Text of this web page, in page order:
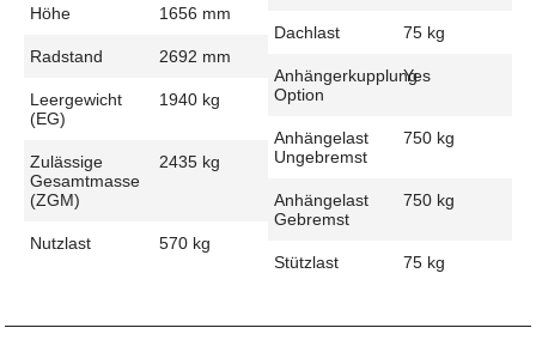
Höhe 1656 mm
Radstand 2692 mm
Leergewicht
(EG)
1940 kg
Zulässige
Gesamtmasse
(zGM)
2435 kg
Nutzlast 570 kg
Dachlast 75 kg
Anhängerkupplung
Option
Yes
Anhängelast
Ungebremst
750 kg
Anhängelast
Gebremst
750 kg
Stützlast 75 kg